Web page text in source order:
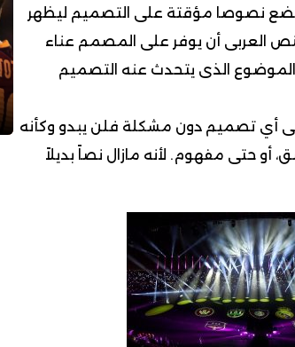
نصوصا مؤقتة على التصميم ليظهر
العربى أن يوفر على المصمم عناء
الذى يتحدث عنه التصميم
أي تصميم دون مشكلة فلن يبدو وكأنه
حتى مفهوم. لأنه مازال نصاً بديلاً